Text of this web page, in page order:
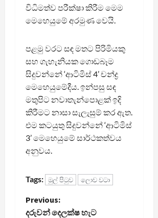
විධිමත්ව පරීක්ෂා කිරීම මෙම
මෙහෙයුමේ අරමුණ වෙයි.
පළමු වරට සඳ මතට පිරිමියකු
සහ ගැහැනියක ගොඩබෑම
සිදුවන්නේ ‘ආටිමිස් 4’ චන්ද්‍ර
මෙහෙයුමේදීය. ඉන්පසු සඳ
මතුපිට නවාතැන්පොළක් ඉදි
කිරීමට නාසා සැලැසුම් කර ඇත.
එම කටයුතු සිදුවන්නේ ‘ආටිමිස්
3’ මෙහෙයුමේ සාර්ථකත්වය
අනුවය.
Tags: මුල් පිටුව ලොව වටා
P
Previous:
දරුවන් දෙලක්ෂ හැට